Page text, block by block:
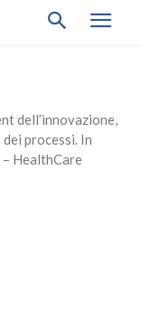
dell’innovazione,
processi. In
HealthCare